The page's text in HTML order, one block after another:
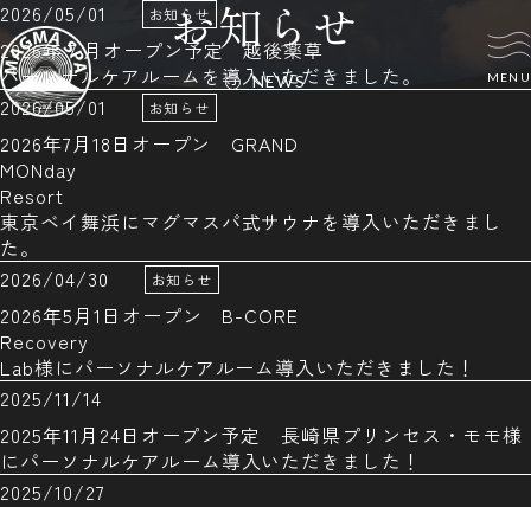
MENU
お知らせ
NEWS
2026/05/01 お知らせ
2026年７月オープン予定 越後薬草
パーソナルケアルームを導入いただきました。
2026/05/01
お知らせ
2026年7月18日オープン GRAND
MONday
Resort
東京ベイ舞浜にマグマスパ式サウナを導入いただきまし
た。
2026/04/30
お知らせ
2026年5月1日オープン B-CORE
Recovery
Lab様にパーソナルケアルーム導入いただきました！
2025/11/14
2025年11月24日オープン予定 長崎県プリンセス・モモ様
にパーソナルケアルーム導入いただきました！
2025/10/27